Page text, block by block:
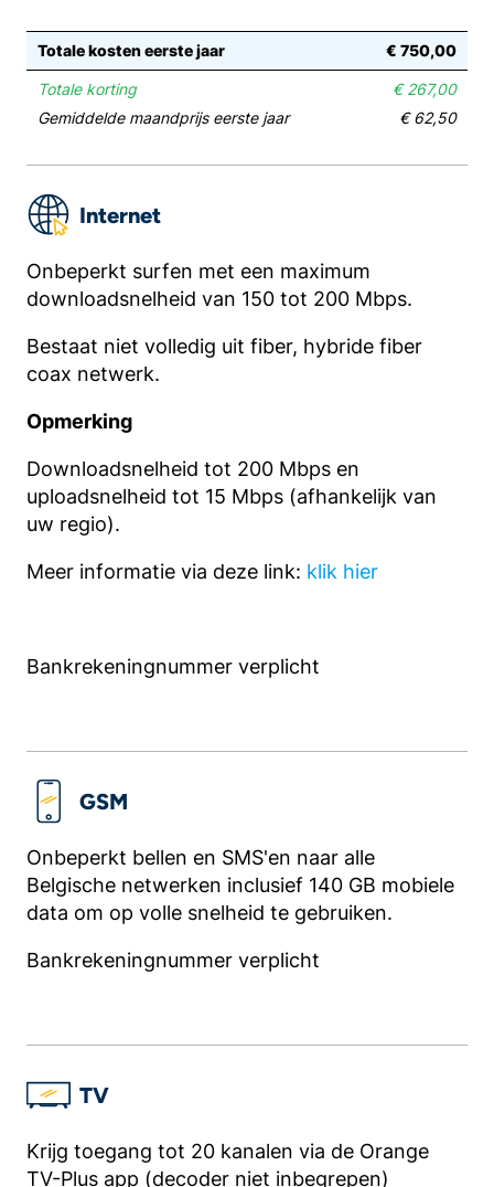
Totale kosten eerste jaar € 750,00
Totale korting
€ 267,00
Gemiddelde maandprijs eerste jaar
€ 62,50
Internet
Onbeperkt surfen met een maximum
downloadsnelheid van 150 tot 200 Mbps.
Bestaat niet volledig uit fiber, hybride fiber
coax netwerk.
Opmerking
Downloadsnelheid tot 200 Mbps en
uploadsnelheid tot 15 Mbps (afhankelijk van
uw regio).
Meer informatie via deze link: klik hier
Bankrekeningnummer verplicht
GSM
Onbeperkt bellen en SMS'en naar alle
Belgische netwerken inclusief 140 GB mobiele
data om op volle snelheid te gebruiken.
Bankrekeningnummer verplicht
TV
Krijg toegang tot 20 kanalen via de Orange
TV-Plus app (decoder niet inbegrepen)